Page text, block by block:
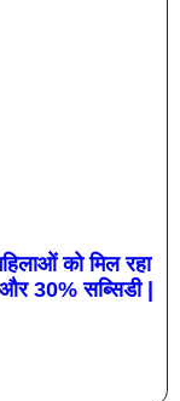
को मिल रहा
30% सब्सिडी |